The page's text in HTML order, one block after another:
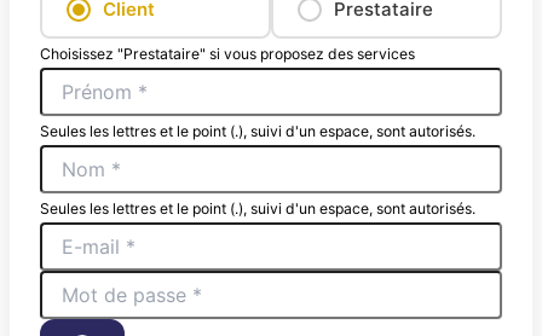
Client Prestataire
Choisissez "Prestataire" si vous proposez des services
Seules les lettres et le point (.), suivi d'un espace, sont autorisés.
Seules les lettres et le point (.), suivi d'un espace, sont autorisés.